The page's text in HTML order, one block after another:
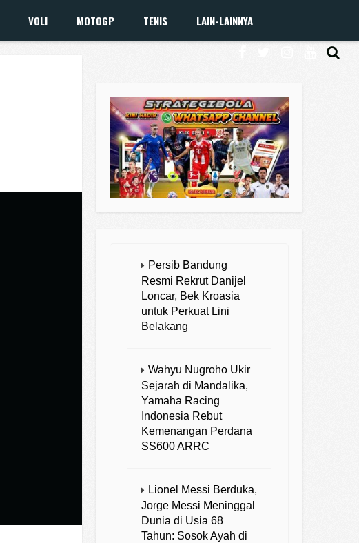
VOLI MOTOGP TENIS LAIN-LAINNYA
Persib Bandung
Resmi Rekrut Danijel
Loncar, Bek Kroasia
untuk Perkuat Lini
Belakang
Wahyu Nugroho Ukir
Sejarah di Mandalika,
Yamaha Racing
Indonesia Rebut
Kemenangan Perdana
SS600 ARRC
Lionel Messi Berduka,
Jorge Messi Meninggal
Dunia di Usia 68
Tahun: Sosok Ayah di